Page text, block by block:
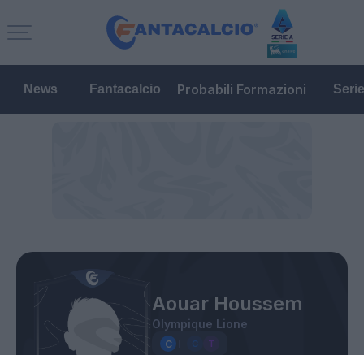
News Fantacalcio Probabili Formazioni
Aouar Houssem
Olympique Lione